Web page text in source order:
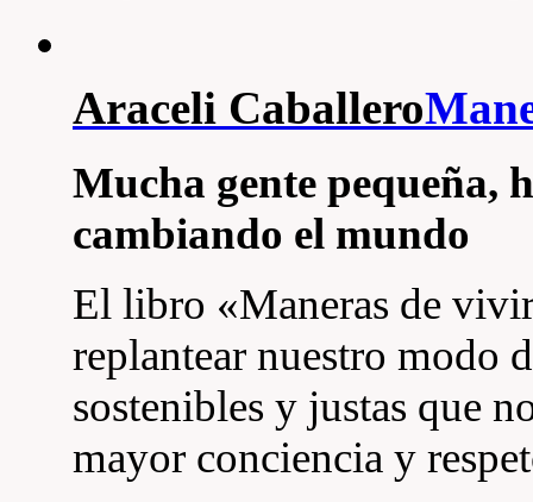
Araceli Caballero
Mucha gente pequeña,
cambiando el mundo
El libro «Maneras de
replantear nuestro modo
sostenibles y justas que
mayor conciencia y